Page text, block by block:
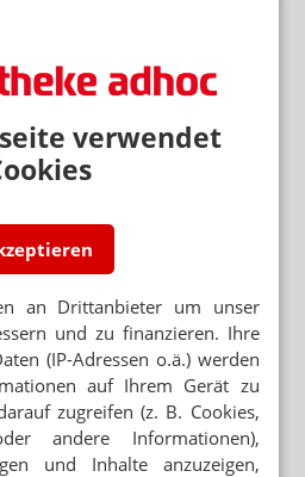
verwendet
an Drittanbieter um unser
und zu finanzieren. Ihre
(IP-Adressen o.ä.) werden
auf Ihrem Gerät zu
zugreifen (z. B. Cookies,
andere Informationen),
und Inhalte anzuzeigen,
OTC-Chefin
Beratungsklau aller Zeiten
VERSORGUNG
Rabattsperre und
Experten ins BMG
UMSCHAU
als Rx-Versandverbot